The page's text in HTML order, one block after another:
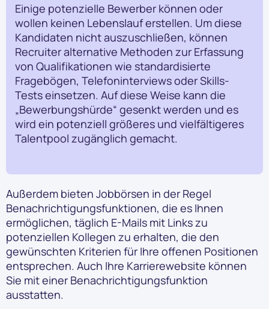
Einige potenzielle Bewerber können oder
wollen keinen Lebenslauf erstellen. Um diese
Kandidaten nicht auszuschließen, können
Recruiter alternative Methoden zur Erfassung
von Qualifikationen wie standardisierte
Fragebögen, Telefoninterviews oder Skills-
Tests einsetzen. Auf diese Weise kann die
„Bewerbungshürde“ gesenkt werden und es
wird ein potenziell größeres und vielfältigeres
Talentpool zugänglich gemacht.
Außerdem bieten Jobbörsen in der Regel
Benachrichtigungsfunktionen, die es Ihnen
ermöglichen, täglich E-Mails mit Links zu
potenziellen Kollegen zu erhalten, die den
gewünschten Kriterien für Ihre offenen Positionen
entsprechen. Auch Ihre Karrierewebsite können
Sie mit einer Benachrichtigungsfunktion
ausstatten.